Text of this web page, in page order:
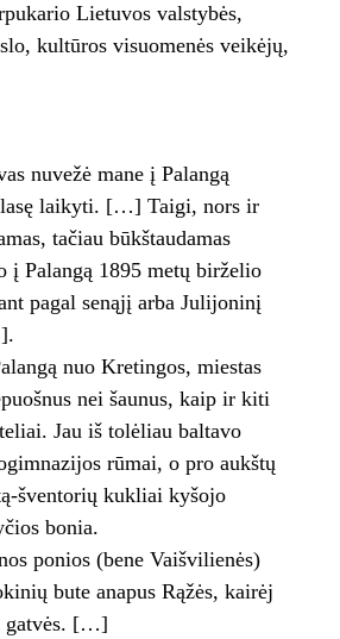
Lietuvos valstybės,
kultūros visuomenės veikėjų,
nuvežė mane į Palan­gą
laikyti. […] Taigi, nors ir
tačiau būkštaudamas
į Palangą 1895 metų birželio
pagal senąjį arba Julijoninį
nuo Kretingos, miestas
nei šaunus, kaip ir kiti
Jau iš tolėliau baltavo
rūmai, o pro aukštų
šventorių kukliai kyšojo
bonia.
ponios (bene Vaišvilie­nės)
bute anapus Rąžės, kairėj
gatvės. […]